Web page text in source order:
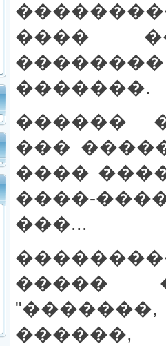
����
�������.
������
���
����
����-
���...
�����